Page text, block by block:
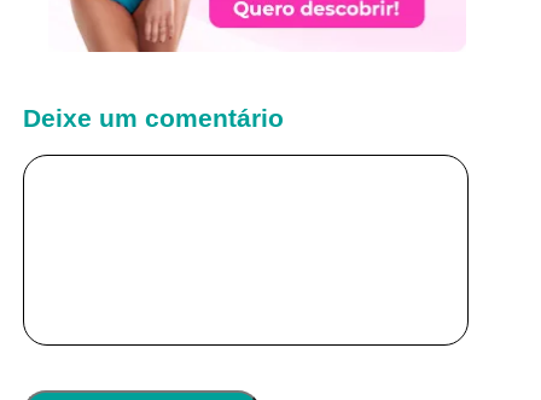
Deixe um comentário